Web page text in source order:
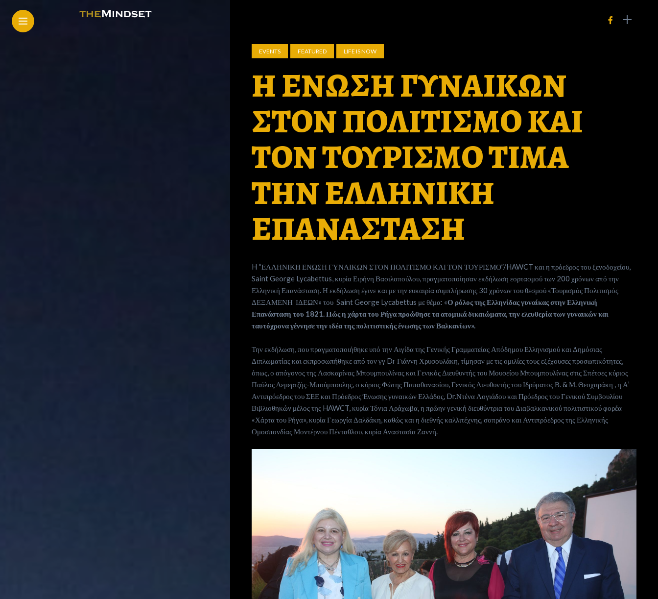
EVENTS FEATURED LIFE IS NOW
Η ΕΝΩΣΗ ΓΥΝΑΙΚΩΝ
ΣΤΟΝ ΠΟΛΙΤΙΣΜΟ ΚΑΙ
ΤΟΝ ΤΟΥΡΙΣΜΟ ΤΙΜΑ
ΤΗΝ ΕΛΛΗΝΙΚΗ
ΕΠΑΝΑΣΤΑΣΗ
H “ΕΛΛΗΝΙΚΗ ΕΝΩΣΗ ΓΥΝΑΙΚΩΝ ΣΤΟΝ ΠΟΛΙΤΙΣΜΟ ΚΑΙ ΤΟΝ ΤΟΥΡΙΣΜΟ”/HAWCT και η πρόεδρος του ξενοδοχείου,
Saint George Lycabettus, κυρία Ειρήνη Βασιλοπούλου, πραγματοποίησαν εκδήλωση εορτασμού των 200 χρόνων από την
Ελληνική Επανάσταση. Η εκδήλωση έγινε και με την ευκαιρία συμπλήρωσης 30 χρόνων του θεσμού «Τουρισμός Πολιτισμός
ΔΕΞΑΜΕΝΗ ΙΔΕΩΝ» του Saint George Lycabettus με θέμα: «Ο ρόλος της Ελληνίδας γυναίκας στην Ελληνική
Επανάσταση του 1821. Πώς η χάρτα του Ρήγα προώθησε τα ατομικά δικαιώματα, τηνελευθερία των γυναικών και
ταυτόχρονα γέννησε την ιδέα της πολιτιστικής ένωσης των Βαλκανίων».
Την εκδήλωση, που πραγματοποιήθηκε υπό την Αιγίδα της Γενικής Γραμματείας Απόδημου Ελληνισμού και Δημόσιας
Διπλωματίας και εκπροσωπήθηκε από τον γγ Dr Γιάννη Χρυσουλάκη, τίμησαν με τις ομιλίες τους εξέχουσες προσωπικότητες,
όπως, ο απόγονος της Λασκαρίνας Μπουμπουλίνας και Γενικός Διευθυντής του Μουσείου Μπουμπουλίνας στις Σπέτσες κύριος
Παύλος Δεμερτζής-Μπούμπουλης, ο κύριος Φώτης Παπαθανασίου, Γενικός Διευθυντής του Ιδρύματος Β. & Μ. Θεοχαράκη , η Α’
Αντιπρόεδρος του ΣΕΕ και Πρόεδρος Ένωσης γυναικών Ελλάδος, Dr.Ντένα Λογιάδου και Πρόεδρος του Γενικού Συμβουλίου
Βιβλιοθηκών μέλος της HAWCT, κυρία Τόνια Αράχωβα, η πρώην γενική διευθύντρια του Διαβαλκανικού πολιτιστικού φορέα
«Χάρτα του Ρήγα», κυρία Γεωργία Δαλδάκη, καθώς και η διεθνής καλλιτέχνης, σοπράνο και Αντιπρόεδρος της Ελληνικής
Ομοσπονδίας Μοντέρνου Πένταθλου, κυρία Αναστασία Ζαννή.